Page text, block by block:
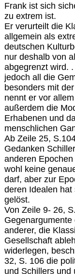
Frank ist sich
zu extrem ist.
Er verurteilt die
allgemein als
deutschen
nur deshalb von
abgegrenzt wird.
jedoch all die
besonders mit
nennt er vor
außerdem die
Erhabenen und
menschlichen
Ab Zeile 25,
Gedanken
anderen
wohl keine
darf, aber zur
deren Idealen
gelöst.
Von Zeile 9- 26,
anderer, die
Gesellschaft
widerlegen,
32, S. 106 die
und Schillers und